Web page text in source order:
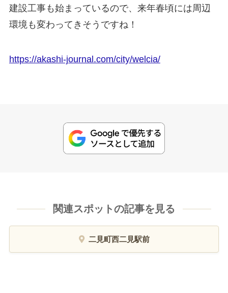
建設工事も始まっているので、来年春頃には周辺
環境も変わってきそうですね！
https://akashi-journal.com/city/welcia/
関連スポットの記事を見る
二見町西二見駅前